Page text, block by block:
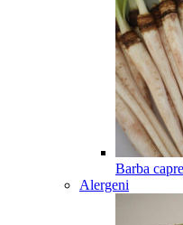
Barba
Alergeni